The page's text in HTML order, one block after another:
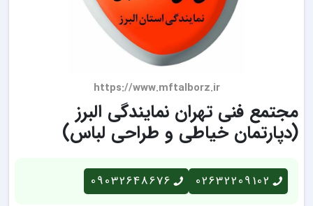
https://www.mftalborz.ir
مجتمع فنی تهران نمایندگی البرز
(دپارتمان خیاطی و طراحی لباس)
02632209102
09032648676